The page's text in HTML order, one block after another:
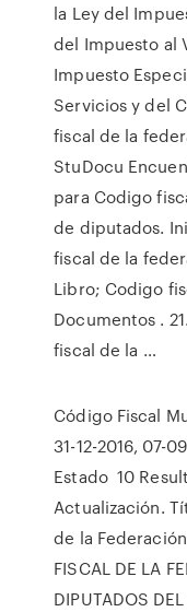
la Ley del
del Impuesto al
Impuesto
Servicios y del
fiscal de la
StuDocu
para Codigo
de diputados.
fiscal de la
Libro; Codigo
Documentos .
fiscal de la …
Código Fiscal
31-12-2016, 07-
Estado 10
Actualización.
de la
FISCAL DE LA
DIPUTADOS